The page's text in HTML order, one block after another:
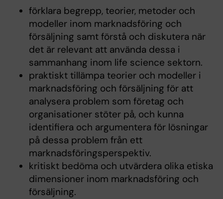
förklara begrepp, teorier, metoder och
modeller inom marknadsföring och
försäljning samt förstå och diskutera när
det är relevant att använda dessa i
sammanhang inom life science sektorn.
praktiskt tillämpa teorier och modeller i
marknadsföring och försäljning för att
analysera problem som företag och
organisationer stöter på, och kunna
identifiera och argumentera för lösningar
på dessa problem från ett
marknadsföringsperspektiv.
kritiskt bedöma och utvärdera olika etiska
dimensioner inom marknadsföring och
försäljning.